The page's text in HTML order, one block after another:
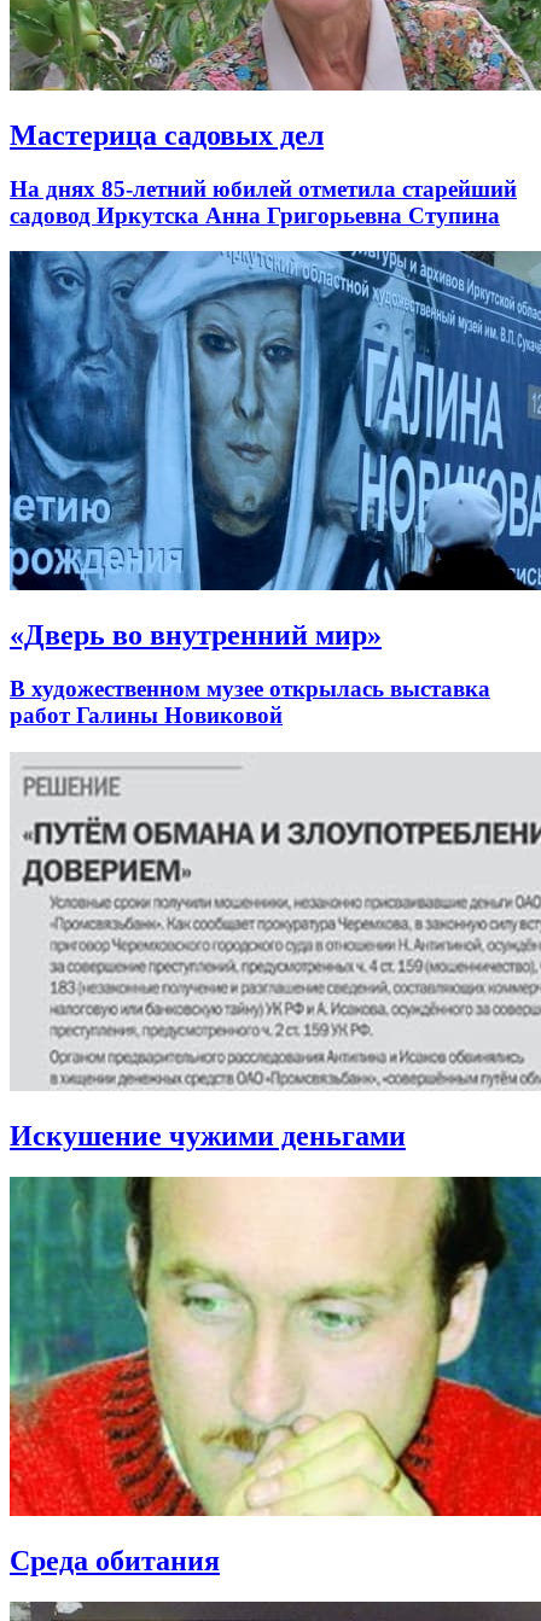
Мастерица садовых дел
На днях 85-летний юбилей отметила старейший
садовод Иркутска Анна Григорьевна Ступина
«Дверь во внутренний мир»
В художественном музее открылась выставка
работ Галины Новиковой
Искушение чужими деньгами
Среда обитания